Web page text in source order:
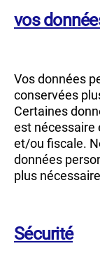
vos
Vos données
conservées
Certaines
est nécessaire
et/ou fiscale.
données
plus
Sécurité